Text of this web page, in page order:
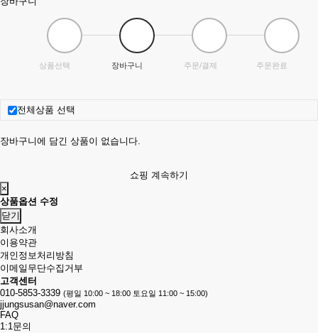
상품선택 장바구니 주문/결제 주문완료
전체상품 선택
장바구니에 담긴 상품이 없습니다.
쇼핑 계속하기
×
상품옵션 수정
닫기
회사소개
이용약관
개인정보처리방침
이메일무단수집거부
고객센터
010-5853-3339 (평일 10:00 ~ 18:00 토요일 11:00 ~ 15:00)
jjungsusan@naver.com
FAQ
1:1문의